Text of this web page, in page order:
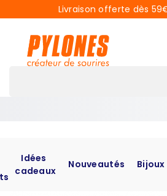
Livraison offerte dès
Idées
cadeaux
Nouveautés Bijoux